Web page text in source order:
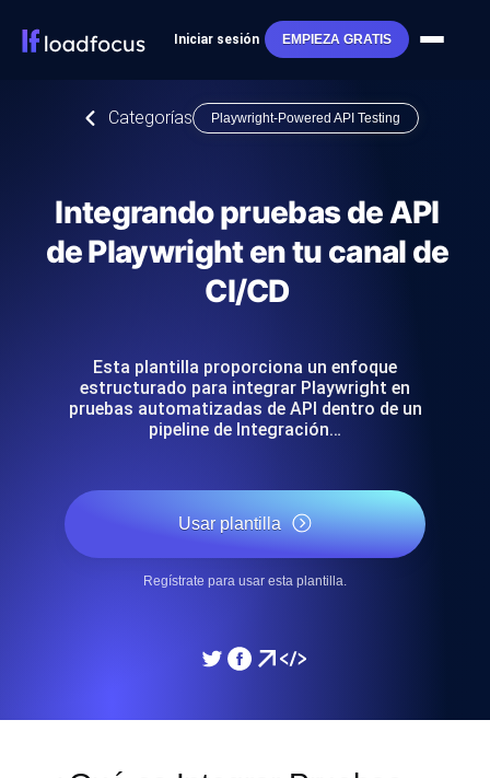
Iniciar sesión EMPIEZA GRATIS
Categorías Playwright-Powered API Testing
Integrando pruebas de API
de Playwright en tu canal de
CI/CD
Esta plantilla proporciona un enfoque
estructurado para integrar Playwright en
pruebas automatizadas de API dentro de un
pipeline de Integración…
Usar plantilla
Regístrate para usar esta plantilla.